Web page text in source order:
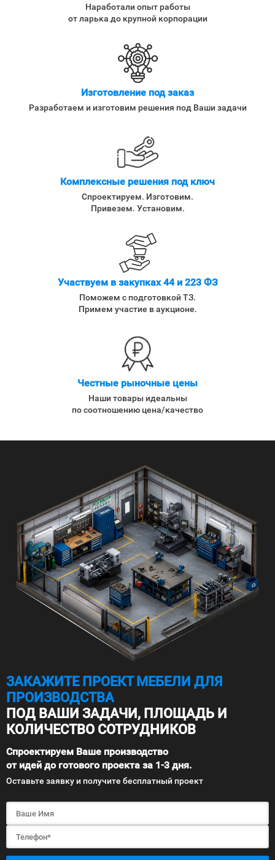
Наработали опыт работы
от ларька до крупной корпорации
Изготовление под заказ
Разработаем и изготовим решения под Ваши задачи
Комплексные решения под ключ
Спроектируем. Изготовим.
Привезем. Установим.
Участвуем в закупках 44 и 223 ФЗ
Поможем с подготовкой ТЗ.
Примем участие в аукционе.
Честные рыночные цены
Наши товары идеальны
по соотношению цена/качество
ЗАКАЖИТЕ ПРОЕКТ МЕБЕЛИ ДЛЯ
ПРОИЗВОДСТВА
ПОД ВАШИ ЗАДАЧИ, ПЛОЩАДЬ И
КОЛИЧЕСТВО СОТРУДНИКОВ
Спроектируем Ваше производство
от идей до готового проекта за 1-3 дня.
Оставьте заявку и получите бесплатный проект